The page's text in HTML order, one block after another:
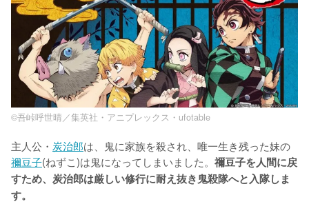
©吾峠呼世晴／集英社・アニプレックス・ufotable
主人公・ 炭治郎は、鬼に家族を殺され、唯一生き残った妹の
禰豆子(ねずこ)は鬼になってしまいました。 禰豆子を人間に戻
すため、炭治郎は厳しい修行に耐え抜き鬼殺隊へと入隊しま
す。